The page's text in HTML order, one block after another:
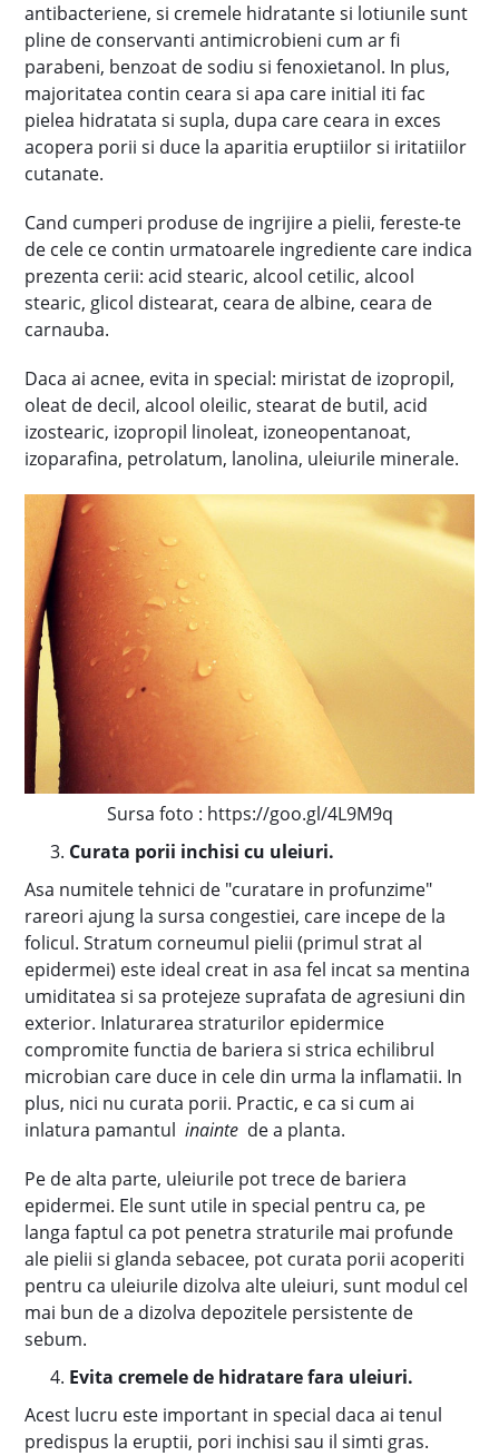
antibacteriene, si cremele hidratante si lotiunile sunt
pline de conservanti antimicrobieni cum ar fi
parabeni, benzoat de sodiu si fenoxietanol. In plus,
majoritatea contin ceara si apa care initial iti fac
pielea hidratata si supla, dupa care ceara in exces
acopera porii si duce la aparitia eruptiilor si iritatiilor
cutanate.
Cand cumperi produse de ingrijire a pielii, fereste-te
de cele ce contin urmatoarele ingrediente care indica
prezenta cerii: acid stearic, alcool cetilic, alcool
stearic, glicol distearat, ceara de albine, ceara de
carnauba.
Daca ai acnee, evita in special: miristat de izopropil,
oleat de decil, alcool oleilic, stearat de butil, acid
izostearic, izopropil linoleat, izoneopentanoat,
izoparafina, petrolatum, lanolina, uleiurile minerale.
Sursa foto : https://goo.gl/4L9M9q
Curata porii inchisi cu uleiuri.
Asa numitele tehnici de "curatare in profunzime"
rareori ajung la sursa congestiei, care incepe de la
folicul. Stratum corneumul pielii (primul strat al
epidermei) este ideal creat in asa fel incat sa mentina
umiditatea si sa protejeze suprafata de agresiuni din
exterior. Inlaturarea straturilor epidermice
compromite functia de bariera si strica echilibrul
microbian care duce in cele din urma la inflamatii. In
plus, nici nu curata porii. Practic, e ca si cum ai
inlatura pamantul inainte de a planta.
Pe de alta parte, uleiurile pot trece de bariera
epidermei. Ele sunt utile in special pentru ca, pe
langa faptul ca pot penetra straturile mai profunde
ale pielii si glanda sebacee, pot curata porii acoperiti
pentru ca uleiurile dizolva alte uleiuri, sunt modul cel
mai bun de a dizolva depozitele persistente de
sebum.
Evita cremele de hidratare fara uleiuri.
Acest lucru este important in special daca ai tenul
predispus la eruptii, pori inchisi sau il simti gras.